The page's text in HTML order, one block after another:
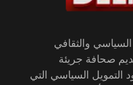
السياسي والثقافي
صحافة جريئة
التمويل السياسي التي